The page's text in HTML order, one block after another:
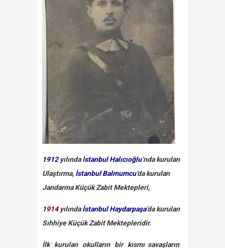
1912yılında İstanbul Halıcıoğlu’nda kurulan
Ulaştırma, İstanbul Balmumcu’da kurulan
Jandarma Küçük Zabit Mektepleri,
1914yılındaİstanbul Haydarpaşa’da kurulan
Sıhhiye Küçük Zabit Mektepleridir.
İlk kurulan okulların bir kısmı savaşların